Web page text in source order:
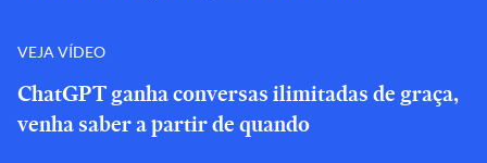
VEJA VÍDEO
ChatGPT ganha conversas ilimitadas de graça,
venha saber a partir de quando